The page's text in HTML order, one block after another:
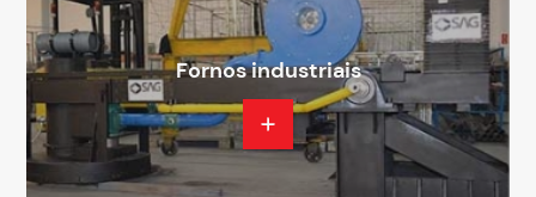
Fornos industriais